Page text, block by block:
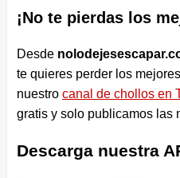
¡No te pierdas los
Desde
te quieres perder los
nuestro canal de chollos en
gratis y solo publicamos las
Descarga nuestra